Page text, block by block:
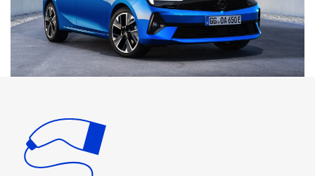
gaan wanneer u dat wilt. Onze laadstations zijn
verkrijgbaar in verschillende vermogensniveaus,
waaronder 3,7 kW, 7,4 kW, 11 kW en 22 kW. Het is belangrijk
op te merken dat de maximale laadsnelheid op AC-
laadstations afhankelijk is van de capaciteit van de
kW, zal deze nooit sneller kunnen opladen dan 7,4 kW,
ongeacht het vermogen van het laadstation. Onze
laadkabels zijn verkrijgbaar in verschillende lengtes en